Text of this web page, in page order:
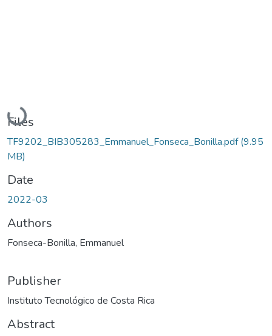
Loading...
Files
TF9202_BIB305283_Emmanuel_Fonseca_Bonilla.pdf(9.95
MB)
Date
2022-03
Authors
Fonseca-Bonilla, Emmanuel
Publisher
Instituto Tecnológico de Costa Rica
Abstract